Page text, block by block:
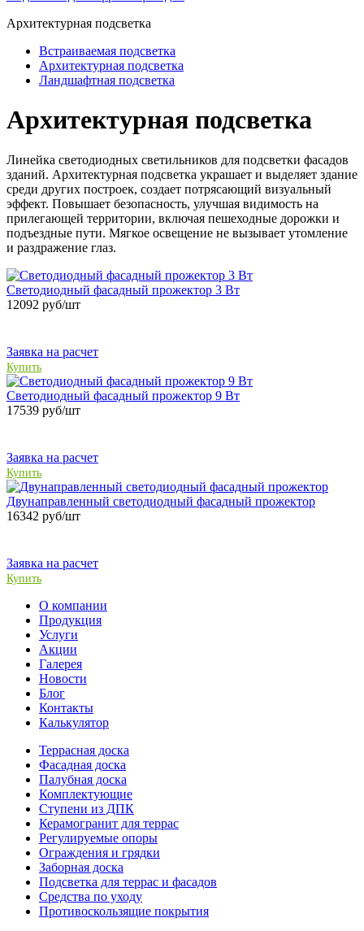
Архитектурная подсветка
Встраиваемая подсветка
Архитектурная подсветка
Ландшафтная подсветка
Архитектурная подсветка
Линейка светодиодных светильников для подсветки фасадов
зданий. Архитектурная подсветка украшает и выделяет здание
среди других построек, создает потрясающий визуальный
эффект. Повышает безопасность, улучшая видимость на
прилегающей территории, включая пешеходные дорожки и
подъездные пути. Мягкое освещение не вызывает утомление
и раздражение глаз.
Светодиодный фасадный прожектор 3 Вт
12092 руб/шт
Заявка на расчет
Купить
Светодиодный фасадный прожектор 9 Вт
17539 руб/шт
Заявка на расчет
Купить
Двунаправленный светодиодный фасадный прожектор
16342 руб/шт
Заявка на расчет
Купить
О компании
Продукция
Услуги
Акции
Галерея
Новости
Блог
Контакты
Калькулятор
Террасная доска
Фасадная доска
Палубная доска
Комплектующие
Ступени из ДПК
Керамогранит для террас
Регулируемые опоры
Ограждения и грядки
Заборная доска
Подсветка для террас и фасадов
Средства по уходу
Противоскользящие покрытия